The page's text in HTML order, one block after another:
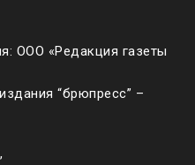
ООО «Редакция газеты
“брюпресс” –